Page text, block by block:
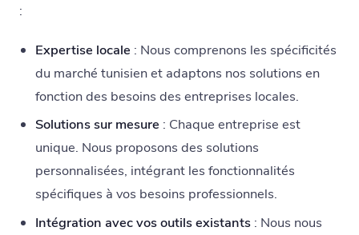
:
Expertise locale : Nous comprenons les spécificités
du marché tunisien et adaptons nos solutions en
fonction des besoins des entreprises locales.
Solutions sur mesure : Chaque entreprise est
unique. Nous proposons des solutions
personnalisées, intégrant les fonctionnalités
spécifiques à vos besoins professionnels.
Intégration avec vos outils existants: Nous nous